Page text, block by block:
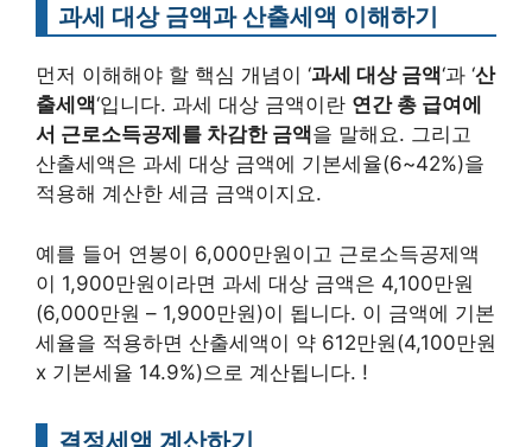
과세 대상 금액과 산출세액 이해하기
먼저 이해해야 할 핵심 개념이 ‘과세 대상 금액‘과 ‘산
출세액‘입니다. 과세 대상 금액이란 연간 총 급여에
서 근로소득공제를 차감한 금액을 말해요. 그리고
산출세액은 과세 대상 금액에 기본세율(6~42%)을
적용해 계산한 세금 금액이지요.
예를 들어 연봉이 6,000만원이고 근로소득공제액
이 1,900만원이라면 과세 대상 금액은 4,100만원
(6,000만원 – 1,900만원)이 됩니다. 이 금액에 기본
세율을 적용하면 산출세액이 약 612만원(4,100만원
x 기본세율 14.9%)으로 계산됩니다. !
결정세액 계산하기